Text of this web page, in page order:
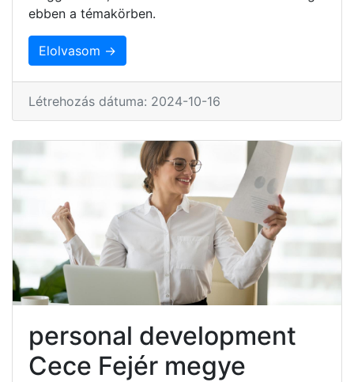
ebben a témakörben.
Elolvasom →
Létrehozás dátuma: 2024-10-16
personal development
Cece Fejér megye